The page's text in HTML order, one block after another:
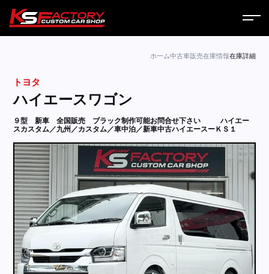
サービス
コラム
ニュース
営業日
お問い合わせ
採用情報
ホーム中古車販売在庫情報在庫詳細
トヨタ
ハイエースワゴン
９型 新車 全国販売 ブラック制作可能お問合せ下さい
ハイエー
スカスタム／九州／カスタム／車中泊／新車中古ハイエースーＫＳ１